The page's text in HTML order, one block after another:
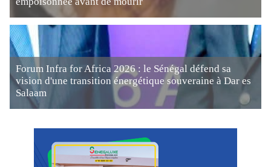
Forum Infra for Africa 2026 : le Sénégal défend sa
vision d'une transition énergétique souveraine à Dar es
Salaam